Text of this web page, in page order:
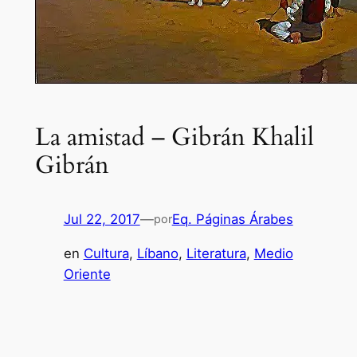
La amistad – Gibrán Khalil
Gibrán
Jul 22, 2017—porEq. Páginas Árabes
en Cultura, Líbano, Literatura, Medio
Oriente